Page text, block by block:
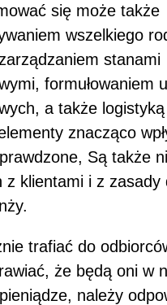
się może także
wszelkiego
stanami
formułowaniem
a także
znacząco
Są także
z klientami i z zasady
trafiać do
że będą oni w
należy